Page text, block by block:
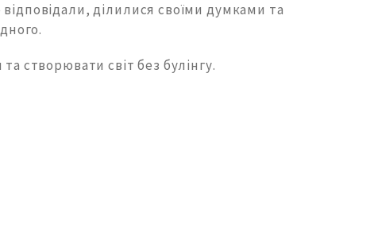
ділилися своїми думками та
створювати світ без булінгу.